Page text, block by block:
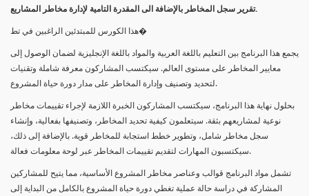
تقرير سجل المخاطر بالإضافة الى المقدرة التامية لإدارة مخاطر المشاريع.
هذا الكورس للمبتدئين الراغبين في تط�
يجمع هذا البرنامج بين التعليم باللغة العربية والمواد باللغة الإنجليزية لضمان الوصول إلى
معايير المخاطر على مستوى العالم. سيكتسب المشاركون معرفة شاملة وتقنيات
لتحديد وتصنيف وإدارة المخاطر على مدار دورة حياة المشروع.
بحلول نهاية هذا البرنامج، سيكتسب المشاركون الخبرة اللازمة لإجراء تقييمات مخاطر
نوعية لمشاريعهم بثقة. سيتعلمون كيفية تحديد المخاطر، وتصنيفها بفعالية، وإنشاء
سجل مخاطر شامل، وتطوير خطط استجابة للمخاطر قوية. بالإضافة إلى ذلك،
سيكتسبون المهارات لتقديم تقييمات المخاطر عبر لوحة معلومات فعالة.
تشمل مواد البرنامج قوالب وعناصر مخاطر المشروع الأساسية، مما يتيح للمشاركين
المشاركة في دراسة حالة عملية تغطي دورة حياة المشروع بالكامل من البداية إلى